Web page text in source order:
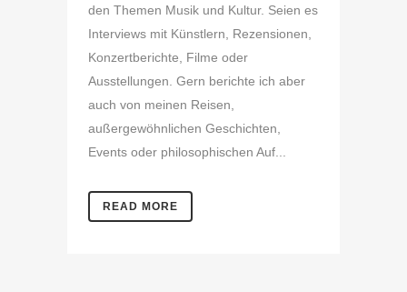
den Themen Musik und Kultur. Seien es
Interviews mit Künstlern, Rezensionen,
Konzertberichte, Filme oder
Ausstellungen. Gern berichte ich aber
auch von meinen Reisen,
außergewöhnlichen Geschichten,
Events oder philosophischen Auf...
READ MORE